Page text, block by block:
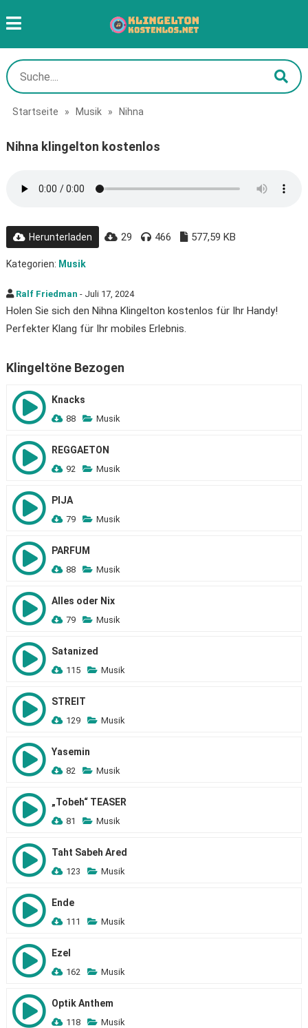
Startseite » Musik » Nihna
Nihna klingelton kostenlos
Herunterladen 29 466 577,59 KB
Kategorien: Musik
Ralf Friedman - Juli 17, 2024
Holen Sie sich den Nihna Klingelton kostenlos für Ihr Handy!
Perfekter Klang für Ihr mobiles Erlebnis.
Klingeltöne Bezogen
Knacks
88 Musik
REGGAETON
92 Musik
PIJA
79 Musik
PARFUM
88 Musik
Alles oder Nix
79 Musik
Satanized
115 Musik
STREIT
129 Musik
Yasemin
82 Musik
„Tobeh“ TEASER
81 Musik
Taht Sabeh Ared
123 Musik
Ende
111 Musik
Ezel
162 Musik
Optik Anthem
118 Musik